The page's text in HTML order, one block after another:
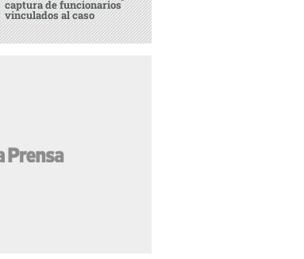
captura de funcionarios
vinculados al caso